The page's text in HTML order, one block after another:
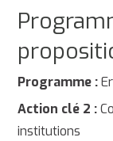
Programme :
Action clé 2 :
institutions